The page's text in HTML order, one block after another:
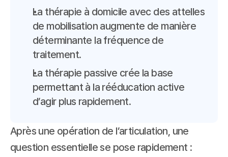
La thérapie à domicile avec des attelles
de mobilisation augmente de manière
déterminante la fréquence de
traitement.
La thérapie passive crée la base
permettant à la rééducation active
d’agir plus rapidement.
Après une opération de l’articulation, une
question essentielle se pose rapidement :